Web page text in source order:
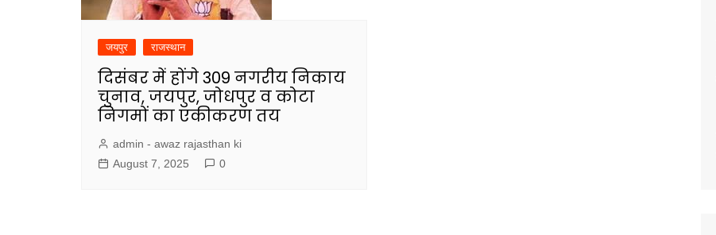
जयपुर राजस्थान
दिसंबर में होंगे 309 नगरीय निकाय
चुनाव, जयपुर, जोधपुर व कोटा
निगमों का एकीकरण तय
admin - awaz rajasthan ki
August 7, 2025
0